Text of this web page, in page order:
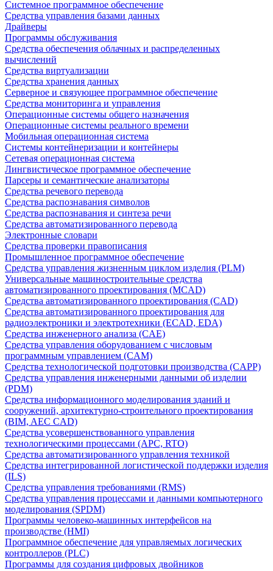
Системное программное обеспечение
Средства управления базами данных
Драйверы
Программы обслуживания
Средства обеспечения облачных и распределенных
вычислений
Средства виртуализации
Средства хранения данных
Серверное и связующее программное обеспечение
Средства мониторинга и управления
Операционные системы общего назначения
Операционные системы реального времени
Мобильная операционная система
Системы контейнеризации и контейнеры
Сетевая операционная система
Лингвистическое программное обеспечение
Парсеры и семантические анализаторы
Средства речевого перевода
Средства распознавания символов
Средства распознавания и синтеза речи
Средства автоматизированного перевода
Электронные словари
Средства проверки правописания
Промышленное программное обеспечение
Средства управления жизненным циклом изделия (PLM)
Универсальные машиностроительные средства
автоматизированного проектирования (MCAD)
Средства автоматизированного проектирования (CAD)
Средства автоматизированного проектирования для
радиоэлектроники и электротехники (ECAD, EDA)
Средства инженерного анализа (CAE)
Средства управления оборудованием с числовым
программным управлением (CAM)
Средства технологической подготовки производства (CAPP)
Средства управления инженерными данными об изделии
(PDM)
Средства информационного моделирования зданий и
сооружений, архитектурно-строительного проектирования
(BIM, AEC CAD)
Средства усовершенствованного управления
технологическими процессами (APC, RTO)
Средства автоматизированного управления техникой
Средства интегрированной логистической поддержки изделия
(ILS)
Средства управления требованиями (RMS)
Средства управления процессами и данными компьютерного
моделирования (SPDM)
Программы человеко-машинных интерфейсов на
производстве (HMI)
Программное обеспечение для управляемых логических
контроллеров (PLC)
Программы для создания цифровых двойников